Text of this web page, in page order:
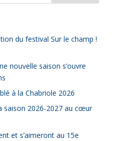
du festival Sur le champ !
nouvelle saison s’ouvre
à la Chabriole 2026
saison 2026-2027 au cœur
et s’aimeront au 15e